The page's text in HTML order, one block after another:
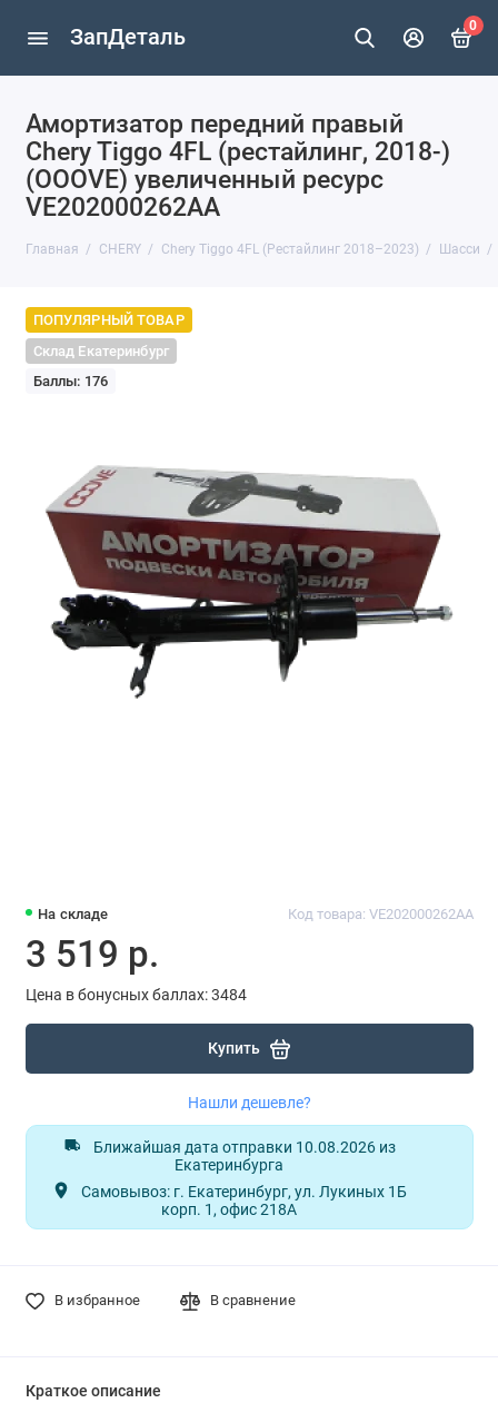
ЗапДеталь 0
Амортизатор передний правый
Chery Tiggo 4FL (рестайлинг, 2018-)
(OOOVE) увеличенный ресурс
VE202000262AA
Главная CHERY Chery Tiggo 4FL (Рестайлинг 2018–2023) Шасси
ПОПУЛЯРНЫЙ ТОВАР
Склад Екатеринбург
Баллы: 176
На складе Код товара: VE202000262AA
3 519 р.
Цена в бонусных баллах: 3484
Купить
Нашли дешевле?
Ближайшая дата отправки 10.08.2026 из
Екатеринбурга
Самовывоз: г. Екатеринбург, ул. Лукиных 1Б
корп. 1, офис 218А
В избранное В сравнение
Краткое описание